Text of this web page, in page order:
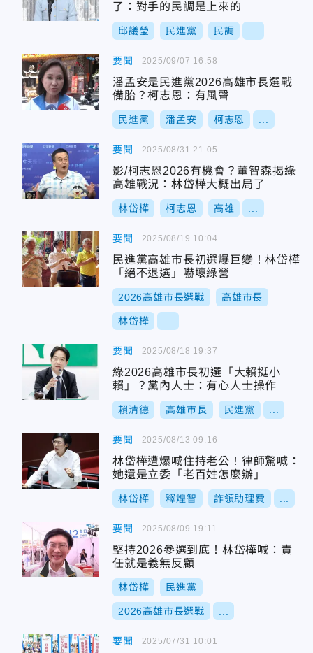
了：對手的民調是上來的
邱議瑩 民進黨 民調
要聞
潘孟安是民進黨2026高雄市長選戰
備胎？柯志恩：有風聲
民進黨 潘孟安 柯志恩
2025/09/07 16:58
要聞
影/柯志恩2026有機會？董智森揭綠
高雄戰況：林岱樺大概出局了
林岱樺 柯志恩 高雄
2025/08/31 21:05
要聞
民進黨高雄市長初選爆巨變！林岱樺
「絕不退選」嚇壞綠營
2026高雄市長選戰 高雄市長
林岱樺
2025/08/19 10:04
要聞
綠2026高雄市長初選「大賴挺小
賴」？黨內人士：有心人士操作
賴清德 高雄市長 民進黨
2025/08/18 19:37
要聞
林岱樺遭爆喊住持老公！律師驚喊：
她還是立委「老百姓怎麼辦」
林岱樺 釋煌智 詐領助理費
2025/08/13 09:16
要聞
堅持2026參選到底！林岱樺喊：責
任就是義無反顧
林岱樺 民進黨
2026高雄市長選戰
2025/08/09 19:11
要聞 2025/07/31 10:01